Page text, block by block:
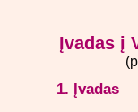
Įvadas į
1. Įvadas